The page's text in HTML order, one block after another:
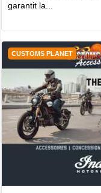
garantit la...
CUSTOMS PLANET